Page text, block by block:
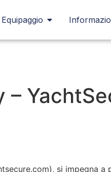
Equipaggio
–
si impegna